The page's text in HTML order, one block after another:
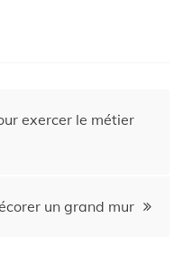
exercer le métier
un grand mur